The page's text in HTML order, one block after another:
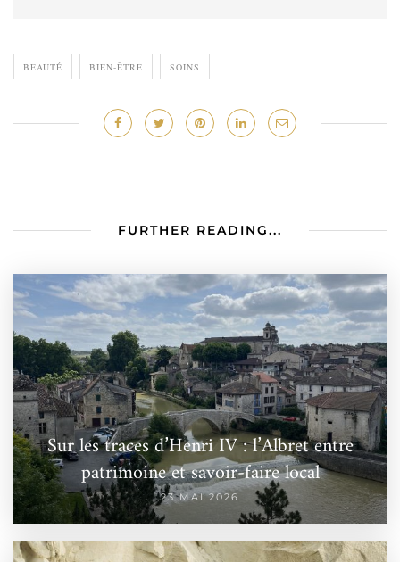
BEAUTÉ BIEN-ÊTRE SOINS
FURTHER READING...
Sur les traces d’Henri IV : l’Albret entre
patrimoine et savoir-faire local
23 MAI 2026